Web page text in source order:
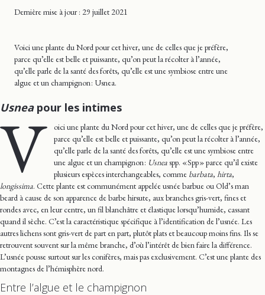
Dernière mise à jour: 29 juillet 2021
Voici une plante du Nord pour cet hiver, une de celles que je préfère,
parce qu’elle est belle et puissante, qu’on peut la récolter à l’année,
qu’elle parle de la santé des forêts, qu’elle est une symbiose entre une
algue et un champignon : Usnea.
Usneapour les intimes
V
oici une plante du Nord pour cet hiver, une de celles que je préfère,
parce qu’elle est belle et puissante, qu’on peut la récolter à l’année,
qu’elle parle de la santé des forêts, qu’elle est une symbiose entre
une algue et un champignon : Usneaspp. « Spp » parce qu’il existe
plusieurs espèces interchangeables, comme barbata, hirta,
longissima. Cette plante est communément appelée usnée barbue ou Old’s man
beard à cause de son apparence de barbe hirsute, aux branches gris-vert, fines et
rondes avec, en leur centre, un fil blanchâtre et élastique lorsqu’humide, cassant
quand il sèche. C’est la caractéristique spécifique à l’identification de l’usnée. Les
autres lichens sont gris-vert de part en part, plutôt plats et beaucoup moins fins. Ils se
retrouvent souvent sur la même branche, d’où l’intérêt de bien faire la différence.
L’usnée pousse surtout sur les conifères, mais pas exclusivement. C’est une plante des
montagnes de l’hémisphère nord.
Entre l’algue et le champignon